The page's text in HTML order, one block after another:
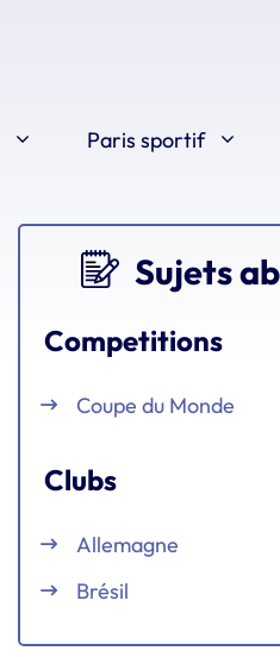
Paris sportif
Sujets
Competitions
Coupe du Monde
Clubs
Allemagne
Brésil